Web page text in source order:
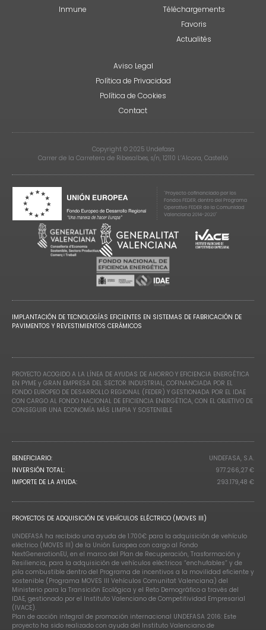
Inmune
Téléchargements
Favoris
Actualités
Aviso Legal
Política de Privacidad
Política de Cookies
Contact
Copyright © 2025 Undefasa
Carrer de la Carretera de Ribesalbes, s/n, 12110 L’Alcora, Castelló
IMPLANTACIÓN DE TECNOLOGÍAS EFICIENTES EN SISTEMAS DE FABRICACIÓN DE
PAVIMENTOS Y REVESTIMIENTOS CERÁMICOS
PROYECTO ACOGIDO A LA LÍNEA DE AYUDAS DE AHORRO Y EFICIENCIA ENERGÉTICA
EN PYME y GRAN EMPRESA DEL SECTOR INDUSTRIAL, COFINANCIADA POR EL
FONDO EUROPEO DE DESARROLLO REGIONAL (FEDER) Y GESTIONADA POR EL IDAE
CON CARGO AL FONDO NACIONAL DE EFICIENCIA ENERGÉTICA, CON EL OBJETIVO DE
CONSEGUIR UNA ECONOMÍA MÁS LIMPIA Y SOSTENIBLE
BENEFICIARIO:
UNDEFASA, S.A.
INVERSIÓN TOTAL:
977.266,27 €
IMPORTE DE LA AYUDA:
293.179,48 €
PROYECTOS DE ADQUISICIÓN DE VEHÍCULOS ELÉCTRICO (MOVES III)
UNDEFASA ha recibido una ayuda de 1.700€ para la adquisición de vehículo
eléctrico (MOVES III) de la Unión Europea con cargo al Fondo
NextGenerationEU, en el marco del Plan de Recuperación, Trasformación y
Resiliencia, para la adquisición de vehículos eléctricos “enchufables” y de
pila combustible dentro del Programa de incentivos a la movilidad eficiente y
sostenible (Programa MOVES III Vehículos Comunitat Valenciana) del
Ministerio para la Transición Ecológica y el Reto Demográfico a través del
IDAE, gestionado por el Instituto Valenciano de Competitividad Empresarial
(IVACE).
Plan de acción integral de promoción internacional UNDEFASA 2016: Este
proyecto ha sido realizado con ayuda del Instituto Valenciano de